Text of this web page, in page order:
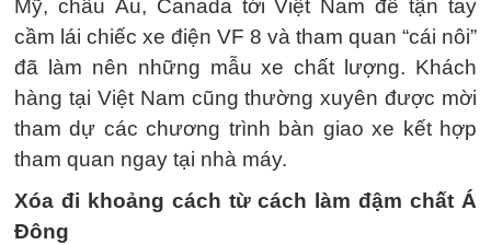
Mỹ, châu Âu, Canada tới Việt Nam để tận tay
cầm lái chiếc xe điện VF 8 và tham quan “cái nôi”
đã làm nên những mẫu xe chất lượng. Khách
hàng tại Việt Nam cũng thường xuyên được mời
tham dự các chương trình bàn giao xe kết hợp
tham quan ngay tại nhà máy.
Xóa đi khoảng cách từ cách làm đậm chất Á
Đông